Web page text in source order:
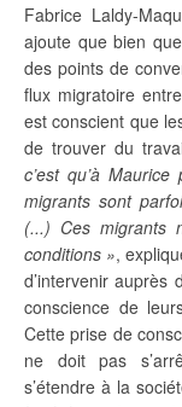
Fabrice Laldy-
ajoute que bien
des points de
flux migratoire
est conscient que
de trouver du
c’est qu’à
migrants sont
(...) Cesmigrants
conditions »,
d’intervenir
conscience de
Cette prise de
ne doit pas
s’étendre à la